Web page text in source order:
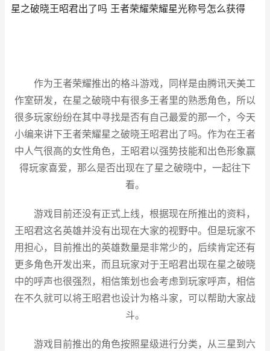
星之破晓王昭君出了吗 王者荣耀荣耀星光称号怎么获得
作为王者荣耀推出的格斗游戏，同样是由腾讯天美工
作室研发，在星之破晓中有很多王者里的熟悉角色，所以
很多玩家纷纷在其中寻找是否有自己最爱的那一个，今天
小编来讲下王者荣耀星之破晓王昭君出了吗。作为在王者
中人气很高的女性角色，王昭君以强势技能和出色形象赢
得玩家喜爱，那么是否出现在了星之破晓中，一起往下
看。
游戏目前还没有正式上线，根据现在所推出的资料，
王昭君这名英雄并没有出现在大家的视野中。但是玩家不
用担心，目前推出的英雄数量是非常少的，后续肯定还有
更多角色开发出来，而且玩家对于王昭君出现在星之破晓
中的呼声也很强烈，相信策划也会考虑到玩家呼声，相信
在不久就可以将王昭君也设计为格斗家，可以帮助大家战
斗。
游戏目前推出的角色按照星级进行分类，从三星到六